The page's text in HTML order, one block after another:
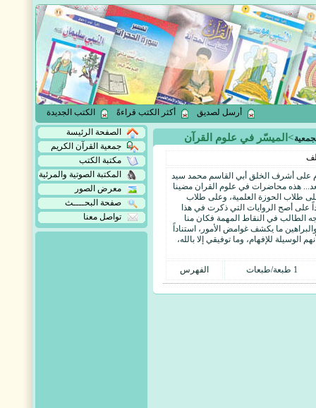
الكتب الجديدة أكثر الكتب قراءةً أرسل لصديق
>الميسّر في علوم القرآن
على أشرف الخلق أبي القاسم محمد سيد
هذه محاضرات في علوم القران مضينا
طلاب الحوزة العلمية، وعلى طلاب
على أصح الروايات التي ذكرت في هذا
الطالب في النقاط المهمة فكان منا
ما يكشف غوامض الأمور، استناداً
الوسيلة للإفهام، وما توفيقي إلا بالله،
1 طبعة/طبعات الفهرس
الصفحة الرئيسة
جمعية القرآن الكريم
مكتبة الكتب
المكتبة الصوتية والمرئية
معرض الصور
صفحة البحــــث
تواصل معنا